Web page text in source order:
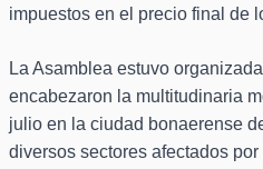
impuestos en el precio final de
La Asamblea estuvo
encabezaron la multitudinaria
julio en la ciudad bonaerense
diversos sectores afectados